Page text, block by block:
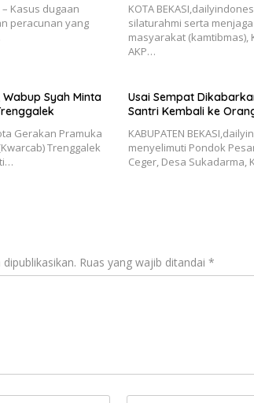
– Kasus dugaan
peracunan yang
KOTA
silaturahmi serta
masyarakat (kamtibmas),
AKP…
Syah Minta
Gerakan Pramuka
Trenggalek
Usai Sempat
Santri Kembali ke
KABUPATEN
menyelimuti Pondok
Ceger, Desa Sukadarma,
Ruas yang wajib ditandai *